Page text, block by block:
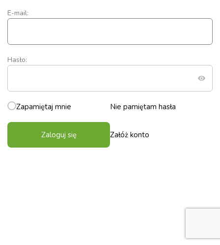
E-mail:
Hasło:
Zapamiętaj mnie Nie pamiętam hasła
Zaloguj się Załóż konto